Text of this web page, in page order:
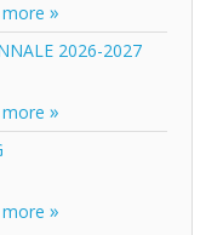
more
2026-2027
more
more